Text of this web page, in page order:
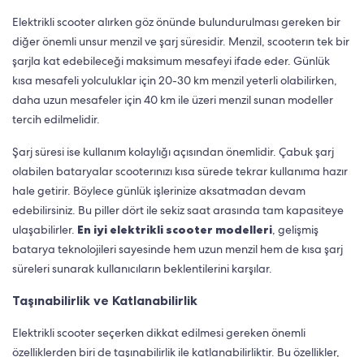
Elektrikli scooter alırken göz önünde bulundurulması gereken bir
diğer önemli unsur menzil ve şarj süresidir. Menzil, scooterın tek bir
şarjla kat edebileceği maksimum mesafeyi ifade eder. Günlük
kısa mesafeli yolculuklar için 20-30 km menzil yeterli olabilirken,
daha uzun mesafeler için 40 km ile üzeri menzil sunan modeller
tercih edilmelidir.
Şarj süresi ise kullanım kolaylığı açısından önemlidir. Çabuk şarj
olabilen bataryalar scooterınızı kısa sürede tekrar kullanıma hazır
hale getirir. Böylece günlük işlerinize aksatmadan devam
edebilirsiniz. Bu piller dört ile sekiz saat arasında tam kapasiteye
ulaşabilirler. En iyi elektrikli scooter modelleri, gelişmiş
batarya teknolojileri sayesinde hem uzun menzil hem de kısa şarj
süreleri sunarak kullanıcıların beklentilerini karşılar.
Taşınabilirlik ve Katlanabilirlik
Elektrikli scooter seçerken dikkat edilmesi gereken önemli
özelliklerden biri de taşınabilirlik ile katlanabilirliktir. Bu özellikler,